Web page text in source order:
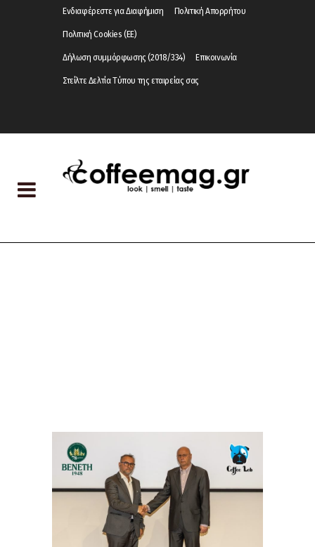
Ενδιαφέρεστε για Διαφήμιση Πολιτική Απορρήτου
Πολιτική Cookies (ΕΕ)
Δήλωση συμμόρφωσης (2018/334) Επικοινωνία
Στείλτε Δελτία Τύπου της εταιρείας σας